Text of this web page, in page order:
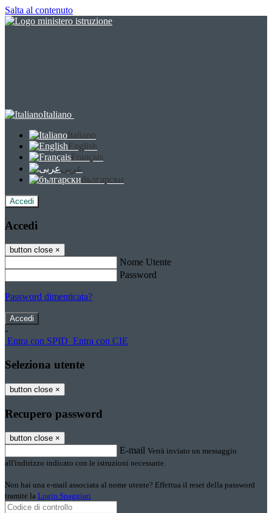
Salta al contenuto
Italiano
Italiano
English
Français
عربى
български
Accedi
Accedi
button close ×
Nome Utente
Password
Password dimenticata?
-
Entra con SPID Entra con CIE
Seleziona utente
button close ×
Recupero password
button close ×
E-mail Verrà inviato un messaggio
all'indirizzo indicato con le istruzioni necessarie.
Non hai una e-mail associata al nome utente? Effettua il reset della password
tramite la Login Spaggiari